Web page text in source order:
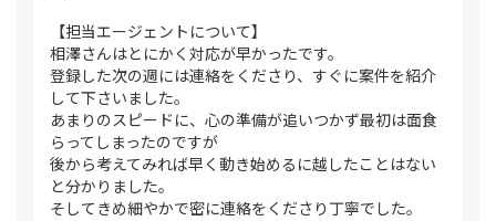
【担当エージェントについて】
相澤さんはとにかく対応が早かったです。
登録した次の週には連絡をくださり、すぐに案件を紹介
して下さいました。
あまりのスピードに、心の準備が追いつかず最初は面食
らってしまったのですが
後から考えてみれば早く動き始めるに越したことはない
と分かりました。
そしてきめ細やかで密に連絡をくださり丁寧でした。